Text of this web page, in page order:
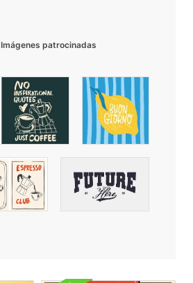
Imágenes patrocinadas